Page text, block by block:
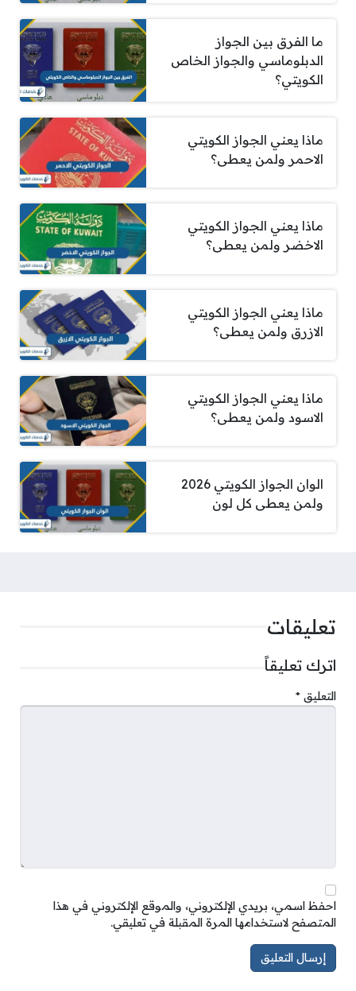
ما الفرق بين الجواز
الدبلوماسي والجواز الخاص
الكويتي؟
ماذا يعني الجواز الكويتي
الاحمر ولمن يعطى؟
ماذا يعني الجواز الكويتي
الاخضر ولمن يعطى؟
ماذا يعني الجواز الكويتي
الازرق ولمن يعطى؟
ماذا يعني الجواز الكويتي
الاسود ولمن يعطى؟
الوان الجواز الكويتي 2026
ولمن يعطى كل لون
تعليقات
اترك تعليقاً
التعليق *
احفظ اسمي، بريدي الإلكتروني، والموقع الإلكتروني في هذا
المتصفح لاستخدامها المرة المقبلة في تعليقي.